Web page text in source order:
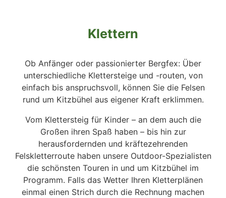
Klettern
Ob Anfänger oder passionierter Bergfex: Über
unterschiedliche Klettersteige und -routen, von
einfach bis anspruchsvoll, können Sie die Felsen
rund um Kitzbühel aus eigener Kraft erklimmen.
Vom Klettersteig für Kinder – an dem auch die
Großen ihren Spaß haben – bis hin zur
herausfordernden und kräftezehrenden
Felskletterroute haben unsere Outdoor-Spezialisten
die schönsten Touren in und um Kitzbühel im
Programm. Falls das Wetter Ihren Kletterplänen
einmal einen Strich durch die Rechnung machen